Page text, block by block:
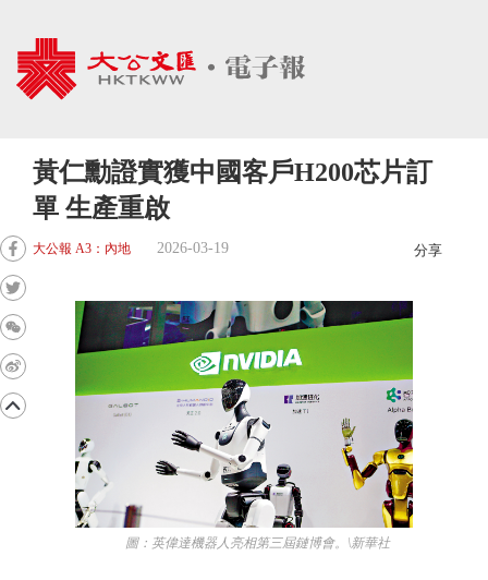
黃仁勳證實獲中國客戶H200芯片訂
單 生產重啟
大公報 A3：內地 2026-03-19 分享
圖：英偉達機器人亮相第三屆鏈博會。\新華社